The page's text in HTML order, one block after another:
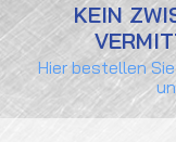
KEIN
Hier bestellen